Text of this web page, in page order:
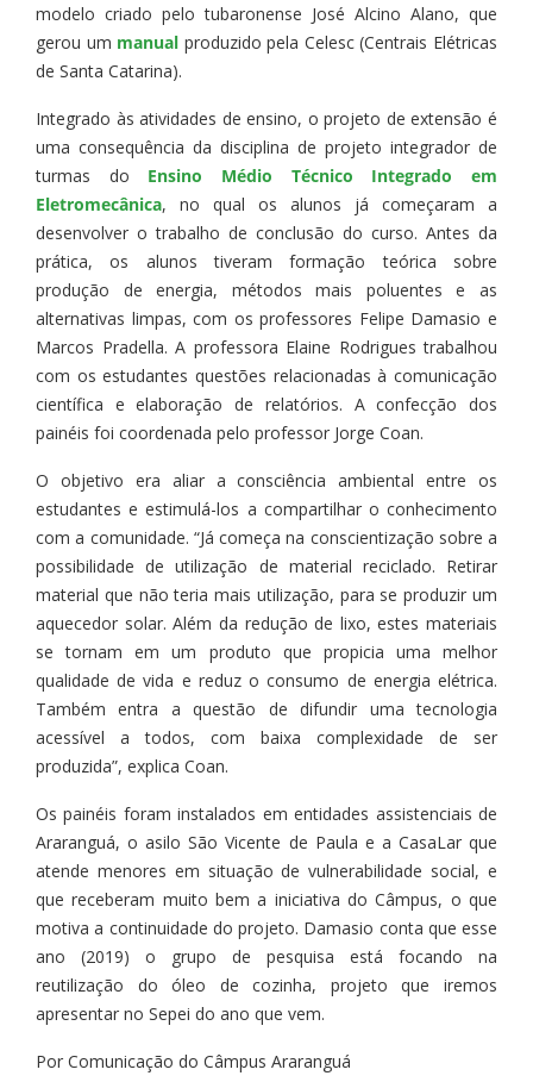
modelo criado pelo tubaronense José Alcino Alano, que
gerou um manual produzido pela Celesc (Centrais Elétricas
de Santa Catarina).
Integrado às atividades de ensino, o projeto de extensão é
uma consequência da disciplina de projeto integrador de
turmas do Ensino Médio Técnico Integrado em
Eletromecânica, no qual os alunos já começaram a
desenvolver o trabalho de conclusão do curso. Antes da
prática, os alunos tiveram formação teórica sobre
produção de energia, métodos mais poluentes e as
alternativas limpas, com os professores Felipe Damasio e
Marcos Pradella. A professora Elaine Rodrigues trabalhou
com os estudantes questões relacionadas à comunicação
científica e elaboração de relatórios. A confecção dos
painéis foi coordenada pelo professor Jorge Coan.
O objetivo era aliar a consciência ambiental entre os
estudantes e estimulá-los a compartilhar o conhecimento
com a comunidade. “Já começa na conscientização sobre a
possibilidade de utilização de material reciclado. Retirar
material que não teria mais utilização, para se produzir um
aquecedor solar. Além da redução de lixo, estes materiais
se tornam em um produto que propicia uma melhor
qualidade de vida e reduz o consumo de energia elétrica.
Também entra a questão de difundir uma tecnologia
acessível a todos, com baixa complexidade de ser
produzida”, explica Coan.
Os painéis foram instalados em entidades assistenciais de
Araranguá, o asilo São Vicente de Paula e a CasaLar que
atende menores em situação de vulnerabilidade social, e
que receberam muito bem a iniciativa do Câmpus, o que
motiva a continuidade do projeto. Damasio conta que esse
ano (2019) o grupo de pesquisa está focando na
reutilização do óleo de cozinha, projeto que iremos
apresentar no Sepei do ano que vem.
Por Comunicação do Câmpus Araranguá